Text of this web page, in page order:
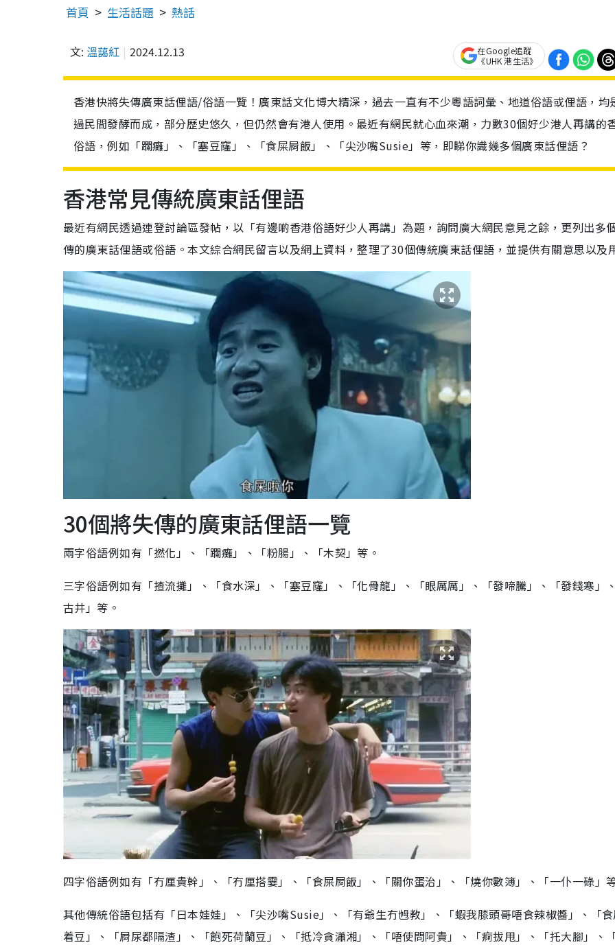
首頁 生活話題 熱話
文: 溫藹紅 2024.12.13
在Google追蹤
《UHK 港生活》
香港快將失傳廣東話俚語/俗語一覽！廣東話文化博大精深，過去一直有不少粵語詞彙、地道俗語或俚語，均
過民間發酵而成，部分歷史悠久，但仍然會有港人使用。最近有網民就心血來潮，力數30個好少港人再講的
俗語，例如「躝癱」、「塞豆窿」、「食屎屙飯」、「尖沙嘴Susie」等，即睇你識幾多個廣東話俚語？
香港常見傳統廣東話俚語
最近有網民透過連登討論區發帖，以「有邊啲香港俗語好少人再講」為題，詢問廣大網民意見之餘，更列出多
傳的廣東話俚語或俗語。本文綜合網民留言以及網上資料，整理了30個傳統廣東話俚語，並提供有關意思以及
30個將失傳的廣東話俚語一覽
兩字俗語例如有「撚化」、「躝癱」、「粉腸」、「木契」等。
三字俗語例如有「揸流攤」、「食水深」、「塞豆窿」、「化骨龍」、「眼厲厲」、「發啼騰」、「發錢寒」
古井」等。
四字俗語例如有「冇厘貴幹」、「冇厘搭霎」、「食屎屙飯」、「關你蛋治」、「燒你數簿」、「一仆一碌」
其他傳統俗語包括有「日本娃娃」、「尖沙嘴Susie」、「有爺生冇乸教」、「蝦我膝頭哥唔食辣椒醬」、「
着豆」、「屙尿都隔渣」、「飽死荷蘭豆」、「抵冷貪瀟湘」、「唔使問阿貴」、「痾拔甩」、「托大腳」、